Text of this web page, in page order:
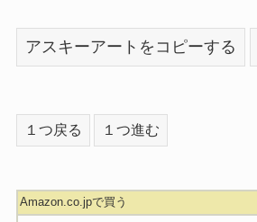
アスキーアートをコピーする
１つ戻る １つ進む
Amazon.co.jpで買う